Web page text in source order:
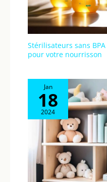
Stérilisateurs sans
pour votre nourrisson
Jan
18
2024